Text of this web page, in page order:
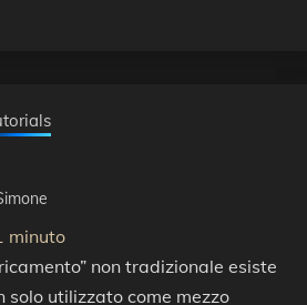
minuto
non tradizionale esiste
solo utilizzato come mezzo